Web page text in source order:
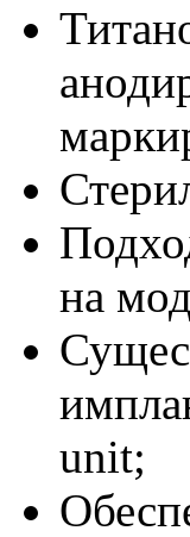
на
unit;